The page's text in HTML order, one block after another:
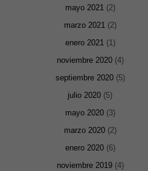
mayo 2021(2)
marzo 2021(2)
enero 2021(1)
noviembre 2020(4)
septiembre 2020(5)
julio 2020 (5)
mayo 2020(3)
marzo 2020(2)
enero 2020(6)
noviembre 2019(4)